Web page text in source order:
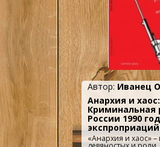
Автор: Иванец
Анархия и хаос:
Криминальная
России 1990
«Анархия и хаос» –